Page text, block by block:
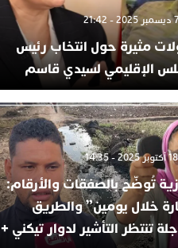
مثيرة حول انتخاب رئيس
الإقليمي لسيدي قاسم
تُوضّح بالصفقات والأرقام:
خلال يومين” والطريق
تنتظر التأشير لدوار تيكني +